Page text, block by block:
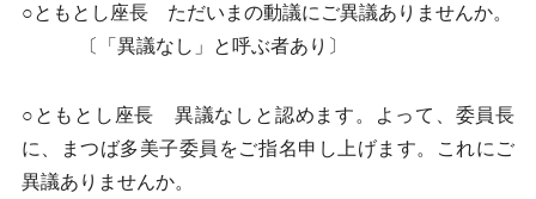
○ともとし座長 ただいまの動議にご異議ありませんか。
〔「異議なし」と呼ぶ者あり〕
○ともとし座長 異議なしと認めます。よって、委員長
に、まつば多美子委員をご指名申し上げます。これにご
異議ありませんか。